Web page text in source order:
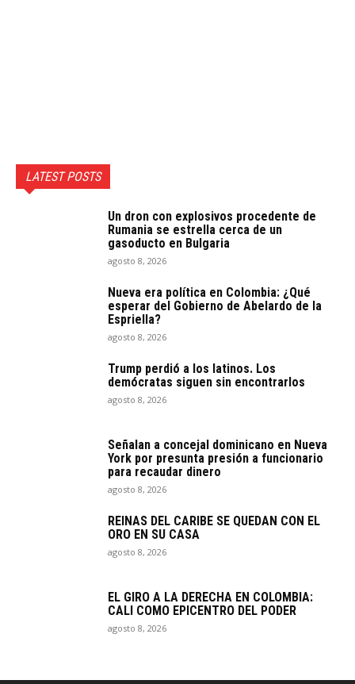
LATEST POSTS
Un dron con explosivos procedente de
Rumania se estrella cerca de un
gasoducto en Bulgaria
agosto 8, 2026
Nueva era política en Colombia: ¿Qué
esperar del Gobierno de Abelardo de la
Espriella?
agosto 8, 2026
Trump perdió a los latinos. Los
demócratas siguen sin encontrarlos
agosto 8, 2026
Señalan a concejal dominicano en Nueva
York por presunta presión a funcionario
para recaudar dinero
agosto 8, 2026
REINAS DEL CARIBE SE QUEDAN CON EL
ORO EN SU CASA
agosto 8, 2026
EL GIRO A LA DERECHA EN COLOMBIA:
CALI COMO EPICENTRO DEL PODER
agosto 8, 2026